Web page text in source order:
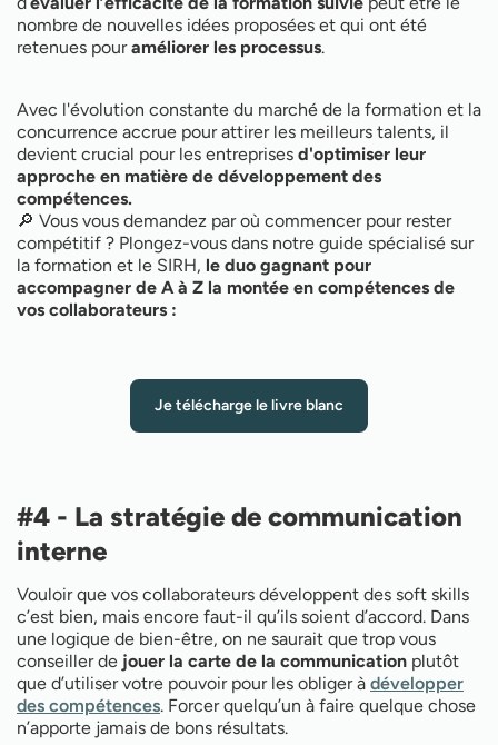
nombre de nouvelles idées proposées et qui ont été
retenues pouraméliorer les processus.
Avec l'évolution constante du marché de la formation et la
concurrence accrue pour attirer les meilleurs talents, il
devient crucial pour les entreprises d'optimiser leur
approche en matière de développement des
compétences.
🔎 Vous vous demandez par où commencer pour rester
compétitif ? Plongez-vous dans notre guide spécialisé sur
la formation et le SIRH, le duo gagnant pour
accompagner de A à Z la montée en compétences de
vos collaborateurs :
Je télécharge le livre blanc
#4 - La stratégie de communication
interne
Vouloir que vos collaborateurs développent des soft skills
c’est bien, mais encore faut-il qu’ils soient d’accord. Dans
une logique de bien-être, on ne saurait que trop vous
conseiller de jouer la carte de la communication plutôt
que d’utiliser votre pouvoir pour les obliger à développer
des compétences. Forcer quelqu’un à faire quelque chose
n’apporte jamais de bons résultats.